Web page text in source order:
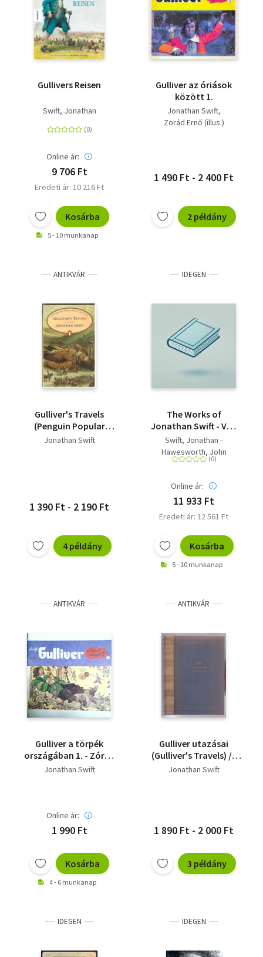
Gullivers Reisen
Swift, Jonathan
Online ár:
9 706 Ft
Eredeti ár: 10 216 Ft
Kosárba
5 - 10 munkanap
Gulliver az óriások
között 1.
Jonathan Swift
Zorád Ernő (illus.)
1 490 Ft - 2 400 Ft
2 példány
ANTIKVÁR
Gulliver's Travels
(Penguin Popular
Classics)
Jonathan Swift
1 390 Ft - 2 190 Ft
4 példány
IDEGEN
The Works of
Jonathan Swift - Vol.
10
Swift, Jonathan -
Hawesworth, John
Online ár:
11 933 Ft
Eredeti ár: 12 561 Ft
Kosárba
5 - 10 munkanap
ANTIKVÁR
Gulliver a törpék
országában 1. - Zórád
Ernő rajzaival -
Jonathan Swift
Online ár:
1 990 Ft
Kosárba
4 - 6 munkanap
ANTIKVÁR
Gulliver utazásai
(Gulliver's Travels) /A
Világirodalom
Jonathan Swift
1 890 Ft - 2 000 Ft
3 példány
IDEGEN IDEGEN